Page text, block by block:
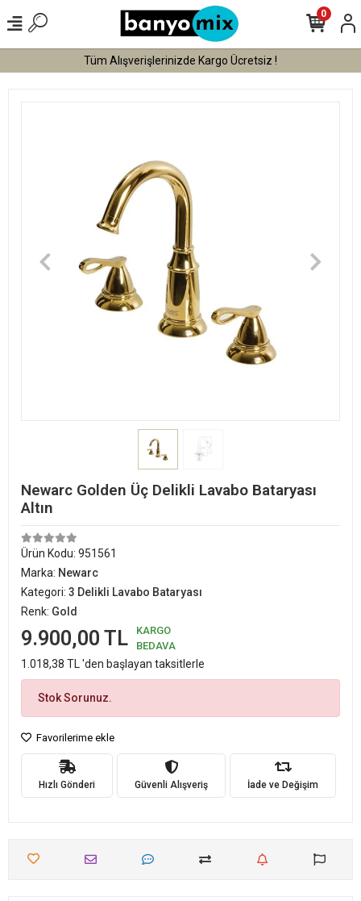
Tüm Alışverişlerinizde Kargo Ücretsiz !
0
Newarc Golden Üç Delikli Lavabo Bataryası
Altın
Ürün Kodu: 951561
Marka: Newarc
Kategori: 3 Delikli Lavabo Bataryası
Renk: Gold
9.900,00 TL
KARGO
BEDAVA
1.018,38 TL 'den başlayan taksitlerle
Stok Sorunuz.
Favorilerime ekle
Hızlı Gönderi Güvenli Alışveriş İade ve Değişim